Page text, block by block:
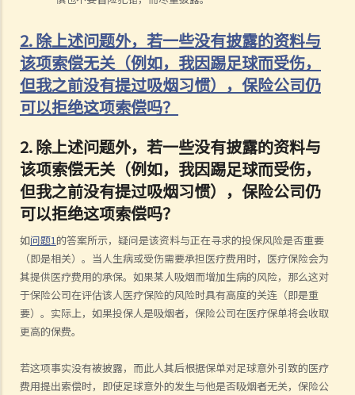
2. 除上述问题外，若一些没有披露的资料与
该项索偿无关（例如，我因踢足球而受伤，
但我之前没有提过吸烟习惯），保险公司仍
可以拒绝这项索偿吗？
2.除上述问题外，若一些没有披露的资料与
该项索偿无关（例如，我因踢足球而受伤，
但我之前没有提过吸烟习惯），保险公司仍
可以拒绝这项索偿吗？
如问题1的答案所示，疑问是该资料与正在寻求的投保风险是否重要
（即是相关）。当人生病或受伤需要承担医疗费用时，医疗保险会为
其提供医疗费用的承保。如果某人吸烟而增加生病的风险，那么这对
于保险公司在评估该人医疗保险的风险时具有高度的关连（即是重
要）。实际上，如果投保人是吸烟者，保险公司在医疗保单将会收取
更高的保费。
若这项事实没有被披露，而此人其后根据保单对足球意外引致的医疗
费用提出索偿时，即使足球意外的发生与他是否吸烟者无关，保险公